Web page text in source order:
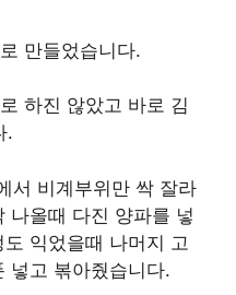
만들었습니다.
하진 않았고 바로 김
.
서 비계부위만 싹 잘라
나올때 다진 양파를 넣
익었을때 나머지 고
넣고 볶아줬습니다.